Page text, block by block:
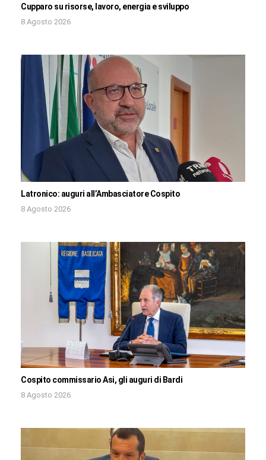
Cupparo su risorse, lavoro, energia e sviluppo
8 Agosto 2026
Latronico: auguri all’Ambasciatore Cospito
8 Agosto 2026
Cospito commissario Asi, gli auguri di Bardi
8 Agosto 2026